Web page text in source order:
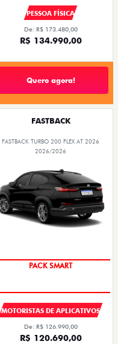
PESSOA FÍSICA
De: R$ 173.480,00
R$ 134.990,00
Quero agora!
FASTBACK
FASTBACK TURBO 200 FLEX AT 2026
2026/2026
PACK SMART
MOTORISTAS DE APLICATIVOS
De: R$ 126.990,00
R$ 120.690,00